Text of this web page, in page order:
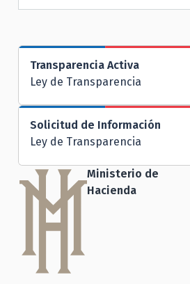
Transparencia Activa
Ley de Transparencia
Solicitud de Información
Ley de Transparencia
Ministerio de
Hacienda